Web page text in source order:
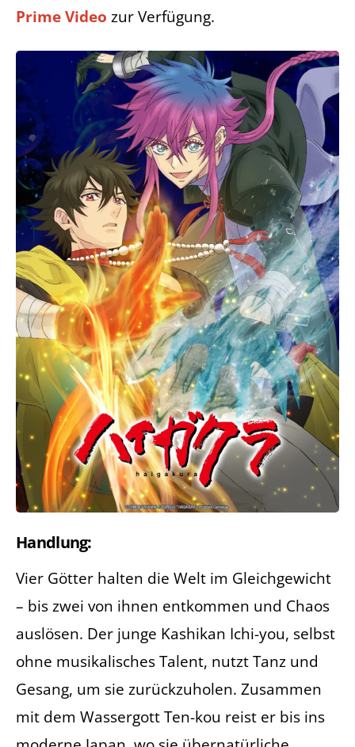
Prime Video zur Verfügung.
Handlung:
Vier Götter halten die Welt im Gleichgewicht
– bis zwei von ihnen entkommen und Chaos
auslösen. Der junge Kashikan Ichi-you, selbst
ohne musikalisches Talent, nutzt Tanz und
Gesang, um sie zurückzuholen. Zusammen
mit dem Wassergott Ten-kou reist er bis ins